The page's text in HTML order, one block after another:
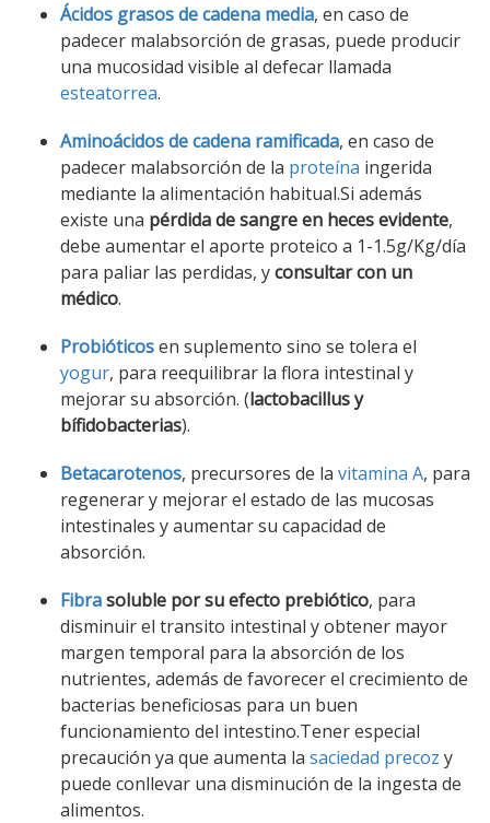
Ácidos grasos de cadena media, en caso de
padecer malabsorción de grasas, puede producir
una mucosidad visible al defecar llamada
esteatorrea.
Aminoácidos de cadena ramificada, en caso de
padecer malabsorción de la proteína ingerida
mediante la alimentación habitual.Si además
existe una pérdida de sangre en heces evidente,
debe aumentar el aporte proteico a 1-1.5g/Kg/día
para paliar las perdidas, yconsultar con un
médico.
Probióticosen suplemento sino se tolera el
yogur, para reequilibrar la flora intestinal y
mejorar su absorción. (lactobacillus y
bífidobacterias).
Betacarotenos, precursores de la vitamina A, para
regenerar y mejorar el estado de las mucosas
intestinales y aumentar su capacidad de
absorción.
Fibrasoluble por su efecto prebiótico, para
disminuir el transito intestinal y obtener mayor
margen temporal para la absorción de los
nutrientes, además de favorecer el crecimiento de
bacterias beneficiosas para un buen
funcionamiento del intestino.Tener especial
precaución ya que aumenta la saciedad precoz y
puede conllevar una disminución de la ingesta de
alimentos.